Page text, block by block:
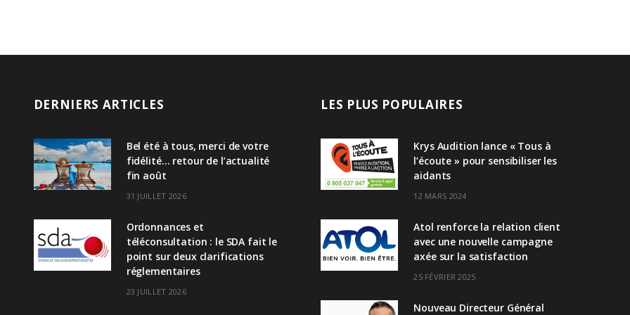
DERNIERS ARTICLES
Bel été à tous, merci de votre
fidélité… retour de l’actualité
fin août
31 JUILLET 2026
Ordonnances et
téléconsultation : le SDA fait le
point sur deux clarifications
réglementaires
23 JUILLET 2026
LES PLUS POPULAIRES
Krys Audition lance « Tous à
l’écoute » pour sensibiliser les
aidants
12 MARS 2024
Atol renforce la relation client
avec une nouvelle campagne
axée sur la satisfaction
25 FÉVRIER 2025
Nouveau Directeur Général